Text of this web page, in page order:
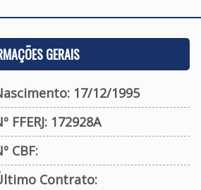
GERAIS
17/12/1995
FFERJ: 172928A
CBF:
Contrato: